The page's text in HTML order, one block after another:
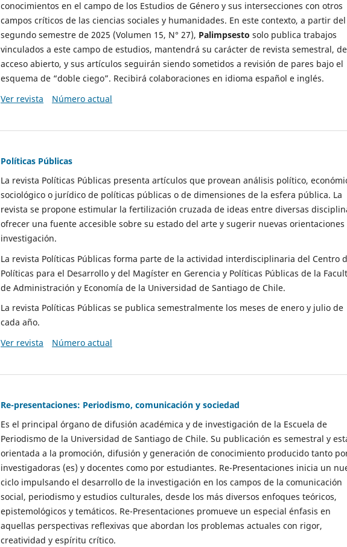
conocimientos en el campo de los Estudios de Género y sus intersecciones con otros
campos críticos de las ciencias sociales y humanidades. En este contexto, a partir del
segundo semestre de 2025 (Volumen 15, N° 27), Palimpsesto solo publica trabajos
vinculados a este campo de estudios, mantendrá su carácter de revista semestral, de
acceso abierto, y sus artículos seguirán siendo sometidos a revisión de pares bajo el
esquema de “doble ciego”. Recibirá colaboraciones en idioma español e inglés.
Ver revista
Número actual
Políticas Públicas
La revista Políticas Públicas presenta artículos que provean análisis político,
sociológico o jurídico de políticas públicas o de dimensiones de la esfera pública. La
revista se propone estimular la fertilización cruzada de ideas entre diversas
ofrecer una fuente accesible sobre su estado del arte y sugerir nuevas orientaciones
investigación.
La revista Políticas Públicas forma parte de la actividad interdisciplinaria del Centro
Políticas para el Desarrollo y del Magíster en Gerencia y Políticas Públicas de la
de Administración y Economía de la Universidad de Santiago de Chile.
La revista Políticas Públicas se publica semestralmente los meses de enero y julio de
cada año.
Ver revista
Número actual
Re-presentaciones: Periodismo, comunicación y sociedad
Es el principal órgano de difusión académica y de investigación de la Escuela de
Periodismo de la Universidad de Santiago de Chile. Su publicación es semestral y
orientada a la promoción, difusión y generación de conocimiento producido tanto
investigadoras (es) y docentes como por estudiantes. Re-Presentaciones inicia un
ciclo impulsando el desarrollo de la investigación en los campos de la comunicación
social, periodismo y estudios culturales, desde los más diversos enfoques teóricos,
epistemológicos y temáticos. Re-Presentaciones promueve un especial énfasis en
aquellas perspectivas reflexivas que abordan los problemas actuales con rigor,
creatividad y espíritu crítico.